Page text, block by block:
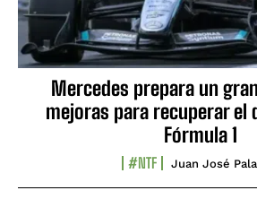
Mercedes prepara un
mejoras para recuperar el
Fórmula 1
#NTF Juan José